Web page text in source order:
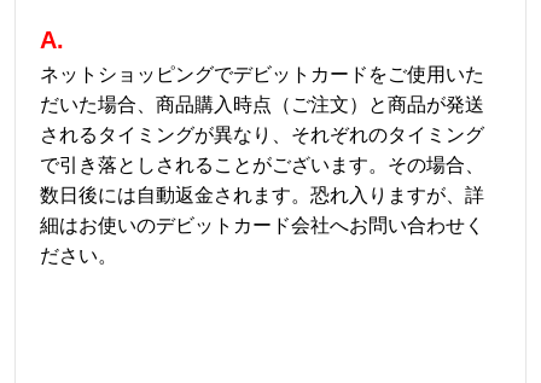
A.
ネットショッピングでデビットカードをご使用いた
だいた場合、商品購入時点（ご注文）と商品が発送
されるタイミングが異なり、それぞれのタイミング
で引き落としされることがございます。その場合、
数日後には自動返金されます。恐れ入りますが、詳
細はお使いのデビットカード会社へお問い合わせく
ださい。